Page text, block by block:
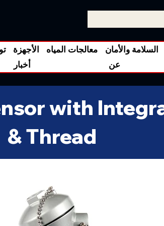
الأجهزة معالجات المياه
السلامة والأمان
أخبار عن
with
& Thread